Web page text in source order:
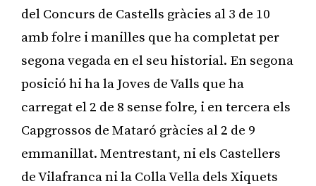
del Concurs de Castells gràcies al 3 de 10
amb folre i manilles que ha completat per
segona vegada en el seu historial. En segona
posició hi ha la Joves de Valls que ha
carregat el 2 de 8 sense folre, i en tercera els
Capgrossos de Mataró gràcies al 2 de 9
emmanillat. Mentrestant, ni els Castellers
de Vilafranca ni la Colla Vella dels Xiquets